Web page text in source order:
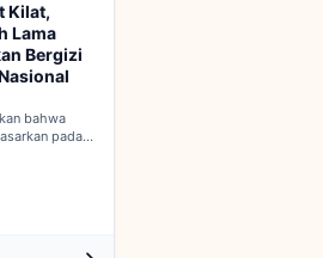
Kilat,
Lama
Bergizi
bahwa
pada